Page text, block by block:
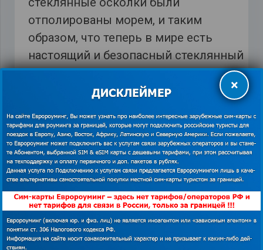
отполированы морем, и таким
образом, что теперь в мире есть
настоящий и безопасный стеклянный
пляж.
❗
*Изображения использованы из открытых
источников. В случае наличия прав на
редакцией для решения вопроса о
удаления изображения.
контакты
×